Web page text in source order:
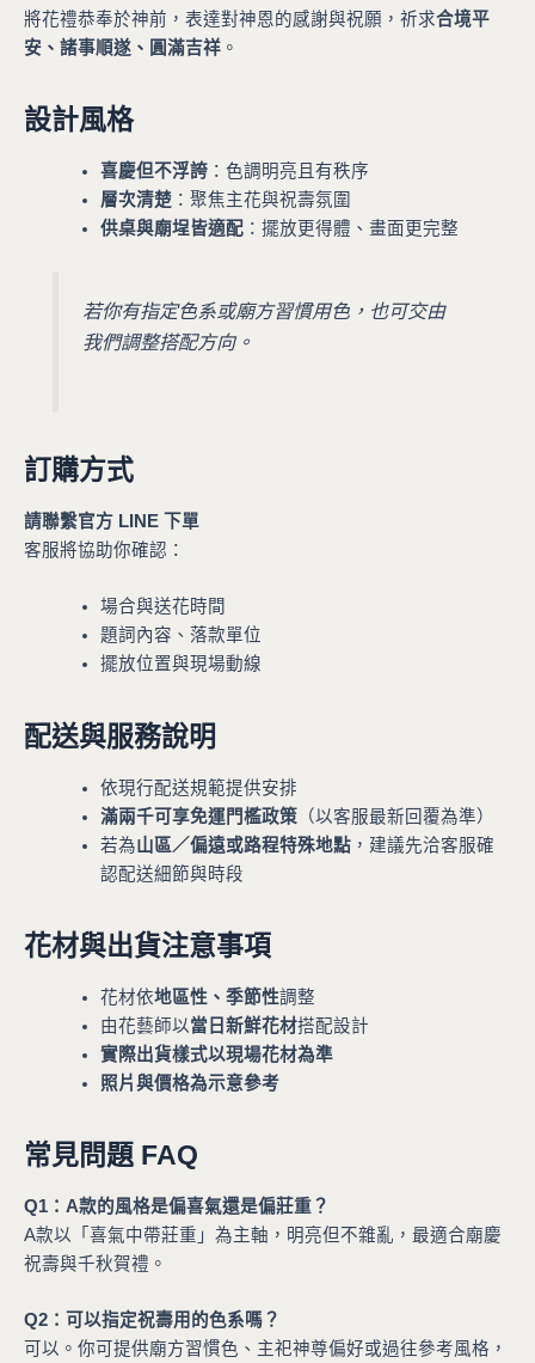
將花禮恭奉於神前，表達對神恩的感謝與祝願，祈求合境平
安、諸事順遂、圓滿吉祥 。
設計風格
喜慶但不浮誇：色調明亮且有秩序
層次清楚：聚焦主花與祝壽氛圍
供桌與廟埕皆適配：擺放更得體、畫面更完整
若你有指定色系或廟方習慣用色，也可交由
我們調整搭配方向。
訂購方式
請聯繫官方 LINE 下單
客服將協助你確認：
場合與送花時間
題詞內容、落款單位
擺放位置與現場動線
配送與服務說明
依現行配送規範提供安排
滿兩千可享免運門檻政策（以客服最新回覆為準）
若為山區／偏遠或路程特殊地點，建議先洽客服確
認配送細節與時段
花材與出貨注意事項
花材依地區性、季節性調整
由花藝師以當日新鮮花材搭配設計
實際出貨樣式以現場花材為準
照片與價格為示意參考
常見問題 FAQ
Q1：A款的風格是偏喜氣還是偏莊重？
A款以「喜氣中帶莊重」為主軸，明亮但不雜亂，最適合廟慶
祝壽與千秋賀禮。
Q2：可以指定祝壽用的色系嗎？
可以。你可提供廟方習慣色、主祀神尊偏好或過往參考風格，